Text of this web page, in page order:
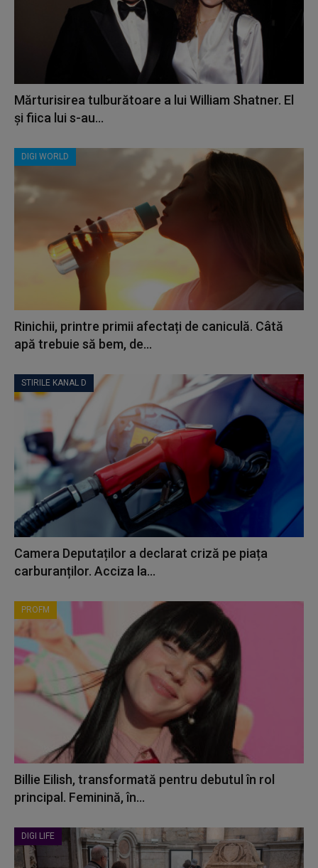
Mărturisirea tulburătoare a lui William Shatner. El
și fiica lui s-au...
DIGI WORLD
Rinichii, printre primii afectați de caniculă. Câtă
apă trebuie să bem, de...
STIRILE KANAL D
Camera Deputaților a declarat criză pe piața
carburanților. Acciza la...
PROFM
Billie Eilish, transformată pentru debutul în rol
principal. Feminină, în...
DIGI LIFE